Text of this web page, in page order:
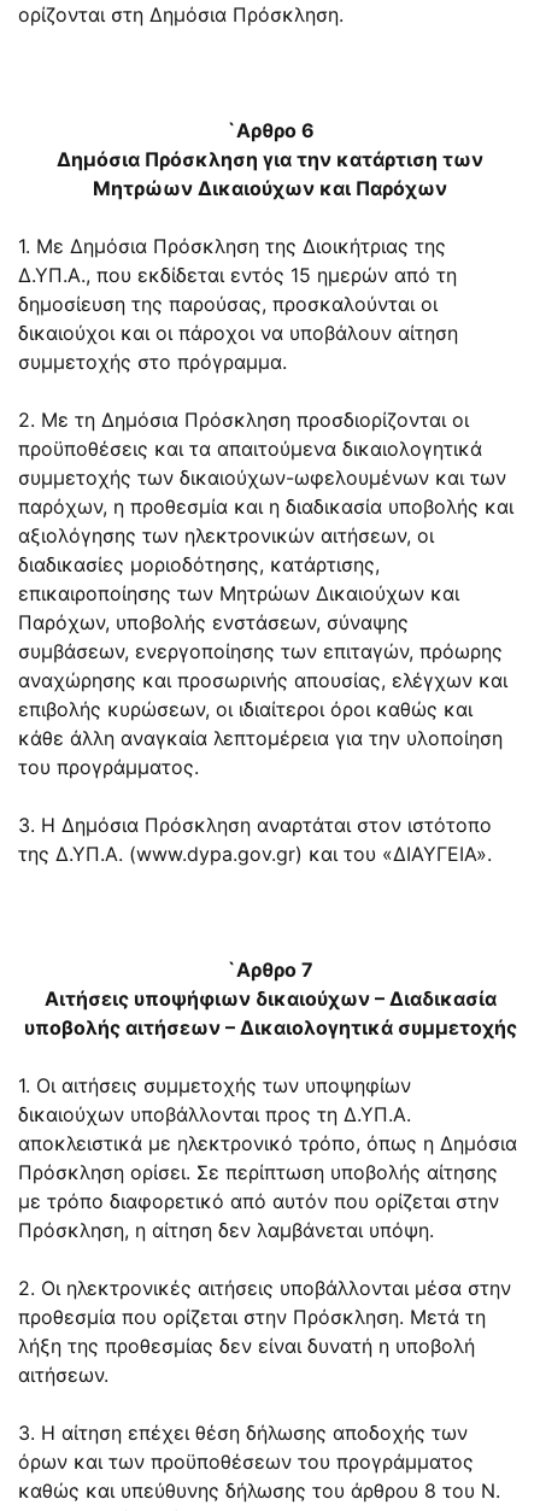
ορίζονται στη Δημόσια Πρόσκληση.
`Αρθρο 6
Δημόσια Πρόσκληση για την κατάρτιση των
Μητρώων Δικαιούχων και Παρόχων
1. Με Δημόσια Πρόσκληση της Διοικήτριας της
Δ.ΥΠ.Α., που εκδίδεται εντός 15 ημερών από τη
δημοσίευση της παρούσας, προσκαλούνται οι
δικαιούχοι και οι πάροχοι να υποβάλουν αίτηση
συμμετοχής στο πρόγραμμα.
2. Με τη Δημόσια Πρόσκληση προσδιορίζονται οι
προϋποθέσεις και τα απαιτούμενα δικαιολογητικά
συμμετοχής των δικαιούχων-ωφελουμένων και των
παρόχων, η προθεσμία και η διαδικασία υποβολής και
αξιολόγησης των ηλεκτρονικών αιτήσεων, οι
διαδικασίες μοριοδότησης, κατάρτισης,
επικαιροποίησης των Μητρώων Δικαιούχων και
Παρόχων, υποβολής ενστάσεων, σύναψης
συμβάσεων, ενεργοποίησης των επιταγών, πρόωρης
αναχώρησης και προσωρινής απουσίας, ελέγχων και
επιβολής κυρώσεων, οι ιδιαίτεροι όροι καθώς και
κάθε άλλη αναγκαία λεπτομέρεια για την υλοποίηση
του προγράμματος.
3. Η Δημόσια Πρόσκληση αναρτάται στον ιστότοπο
της Δ.ΥΠ.Α. (www.dypa.gov.gr) και του «ΔΙΑΥΓΕΙΑ».
`Αρθρο 7
Αιτήσεις υποψήφιων δικαιούχων – Διαδικασία
υποβολής αιτήσεων – Δικαιολογητικά συμμετοχής
1. Οι αιτήσεις συμμετοχής των υποψηφίων
δικαιούχων υποβάλλονται προς τη Δ.ΥΠ.Α.
αποκλειστικά με ηλεκτρονικό τρόπο, όπως η Δημόσια
Πρόσκληση ορίσει. Σε περίπτωση υποβολής αίτησης
με τρόπο διαφορετικό από αυτόν που ορίζεται στην
Πρόσκληση, η αίτηση δεν λαμβάνεται υπόψη.
2. Οι ηλεκτρονικές αιτήσεις υποβάλλονται μέσα στην
προθεσμία που ορίζεται στην Πρόσκληση. Μετά τη
λήξη της προθεσμίας δεν είναι δυνατή η υποβολή
αιτήσεων.
3. Η αίτηση επέχει θέση δήλωσης αποδοχής των
όρων και των προϋποθέσεων του προγράμματος
καθώς και υπεύθυνης δήλωσης του άρθρου 8 του Ν.